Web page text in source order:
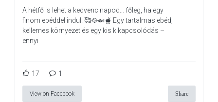
A hétfő is lehet a kedvenc napod… főleg, ha egy
finom ebéddel indul! 🥰🥘🍛🫕 Egy tartalmas ebéd,
kellemes környezet és egy kis kikapcsolódás –
ennyi
17 1
View on Facebook Share